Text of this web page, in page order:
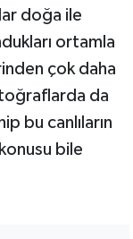
doğa ile
ortamla
çok daha
da
bu canlıların
bile